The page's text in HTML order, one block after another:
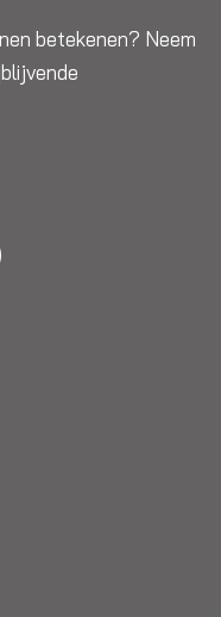
betekenen? Neem